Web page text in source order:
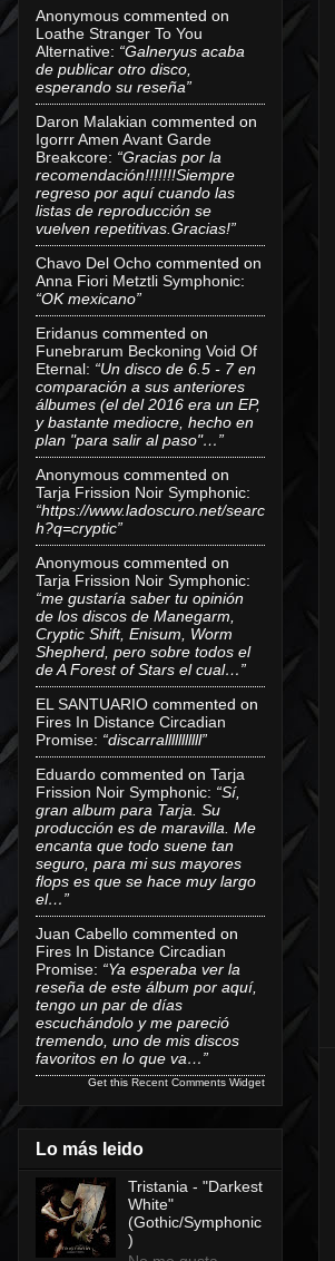
Anonymous commented on
Loathe Stranger To You
Alternative: “Galneryus acaba
de publicar otro disco,
esperando su reseña”
Daron Malakian commented on
Igorrr Amen Avant Garde
Breakcore: “Gracias por la
recomendación!!!!!!!Siempre
regreso por aquí cuando las
listas de reproducción se
vuelven repetitivas.Gracias!”
Chavo Del Ocho commented on
Anna Fiori Metztli Symphonic:
“OK mexicano”
Eridanus commented on
Funebrarum Beckoning Void Of
Eternal: “Un disco de 6.5 - 7 en
comparación a sus anteriores
álbumes (el del 2016 era un EP,
y bastante mediocre, hecho en
plan "para salir al paso"…”
Anonymous commented on
Tarja Frission Noir Symphonic:
“https://www.ladoscuro.net/searc
h?q=cryptic”
Anonymous commented on
Tarja Frission Noir Symphonic:
“me gustaría saber tu opinión
de los discos de Manegarm,
Cryptic Shift, Enisum, Worm
Shepherd, pero sobre todos el
de A Forest of Stars el cual…”
EL SANTUARIO commented on
Fires In Distance Circadian
Promise: “discarralllllllllll”
Eduardo commented on Tarja
Frission Noir Symphonic: “Sí,
gran album para Tarja. Su
producción es de maravilla. Me
encanta que todo suene tan
seguro, para mi sus mayores
flops es que se hace muy largo
el…”
Juan Cabello commented on
Fires In Distance Circadian
Promise: “Ya esperaba ver la
reseña de este álbum por aquí,
tengo un par de días
escuchándolo y me pareció
tremendo, uno de mis discos
favoritos en lo que va…”
Get this Recent Comments Widget
Lo más leido
Tristania - "Darkest
White"
(Gothic/Symphonic
)